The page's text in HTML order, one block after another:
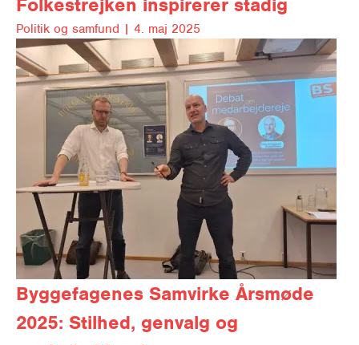
Folkestrejken inspirerer stadig
Politik og samfund | 4. maj 2025
Byggefagenes Samvirke Årsmøde
2025: Stilhed, genvalg og